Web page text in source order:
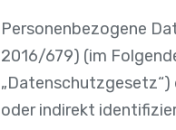
Personenbezogene
2016/679) (im
„Datenschutzgesetz“)
oder indirekt